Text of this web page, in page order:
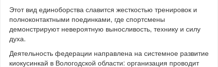
Этот вид единоборства славится жесткостью тренировок и
полноконтактными поединками, где спортсмены
демонстрируют невероятную выносливость, технику и силу
духа.
Деятельность федерации направлена на системное развитие
киокусинкай в Вологодской области: организация проводит